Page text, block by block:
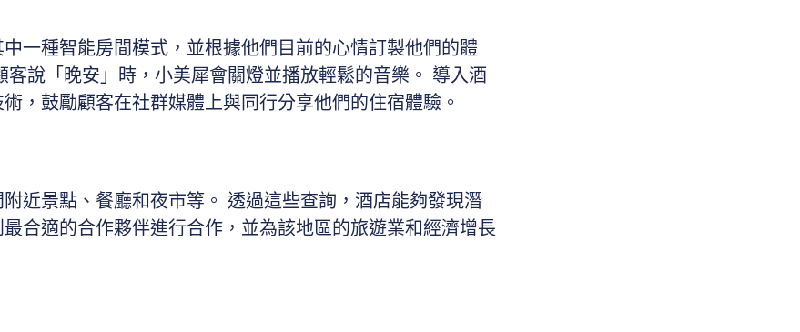
一種智能房間模式，並根據他們目前的心情訂製他們的體
客說「晚安」時，小美犀會關燈並播放輕鬆的音樂。 導入酒
，鼓勵顧客在社群媒體上與同行分享他們的住宿體驗。
近景點、餐廳和夜市等。 透過這些查詢，酒店能夠發現潛
合適的合作夥伴進行合作，並為該地區的旅遊業和經濟增長